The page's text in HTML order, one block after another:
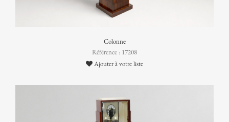
Colonne
Référence : 17208
Ajouter à votre liste